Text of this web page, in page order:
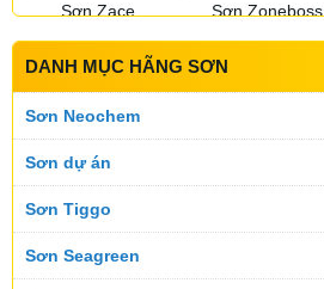
Sơn Zace Sơn Zoneboss
Sơn Sumika
Sơn Topnex
DANH MỤC HÃNG SƠN
Sơn Neochem
Sơn dự án
Sơn Tiggo
Sơn Seagreen